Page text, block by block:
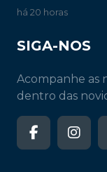
há 20 horas
SIGA-NOS
Acompanhe as
dentro das